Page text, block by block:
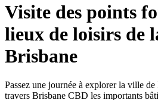
Visite des points
lieux de loisirs de
Brisbane
Passez une journée à explorer la ville
travers Brisbane CBD les importants